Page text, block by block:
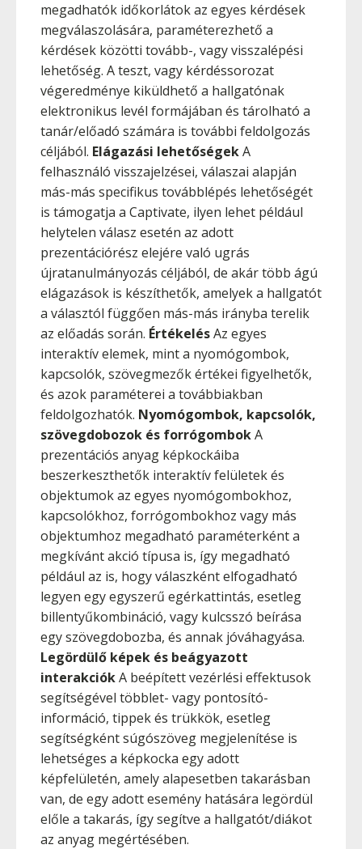
megadhatók időkorlátok az egyes kérdések
megválaszolására, paraméterezhető a
kérdések közötti tovább-, vagy visszalépési
lehetőség. A teszt, vagy kérdéssorozat
végeredménye kiküldhető a hallgatónak
elektronikus levél formájában és tárolható a
tanár/előadó számára is további feldolgozás
céljából. Elágazási lehetőségekA
felhasználó visszajelzései, válaszai alapján
más-más specifikus továbblépés lehetőségét
is támogatja a Captivate, ilyen lehet például
helytelen válasz esetén az adott
prezentációrész elejére való ugrás
újratanulmányozás céljából, de akár több ágú
elágazások is készíthetők, amelyek a hallgatót
a választól függően más-más irányba terelik
az előadás során. ÉrtékelésAz egyes
interaktív elemek, mint a nyomógombok,
kapcsolók, szövegmezők értékei figyelhetők,
és azok paraméterei a továbbiakban
feldolgozhatók. Nyomógombok, kapcsolók,
szövegdobozok és forrógombokA
prezentációs anyag képkockáiba
beszerkeszthetők interaktív felületek és
objektumok az egyes nyomógombokhoz,
kapcsolókhoz, forrógombokhoz vagy más
objektumhoz megadható paraméterként a
megkívánt akció típusa is, így megadható
például az is, hogy válaszként elfogadható
legyen egy egyszerű egérkattintás, esetleg
billentyűkombináció, vagy kulcsszó beírása
egy szövegdobozba, és annak jóváhagyása.
Legördülő képek és beágyazott
interakciókA beépített vezérlési effektusok
segítségével többlet- vagy pontosító-
információ, tippek és trükkök, esetleg
segítségként súgószöveg megjelenítése is
lehetséges a képkocka egy adott
képfelületén, amely alapesetben takarásban
van, de egy adott esemény hatására legördül
előle a takarás, így segítve a hallgatót/diákot
az anyag megértésében.